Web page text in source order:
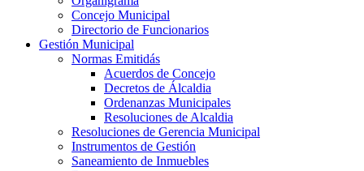
Concejo Municipal
Directorio de Funcionarios
Gestión Municipal
Normas Emitidás
Acuerdos de Concejo
Decretos de Álcaldia
Ordenanzas Municipales
Resoluciones de Alcaldia
Resoluciones de Gerencia Municipal
Instrumentos de Gestión
Saneamiento de Inmuebles